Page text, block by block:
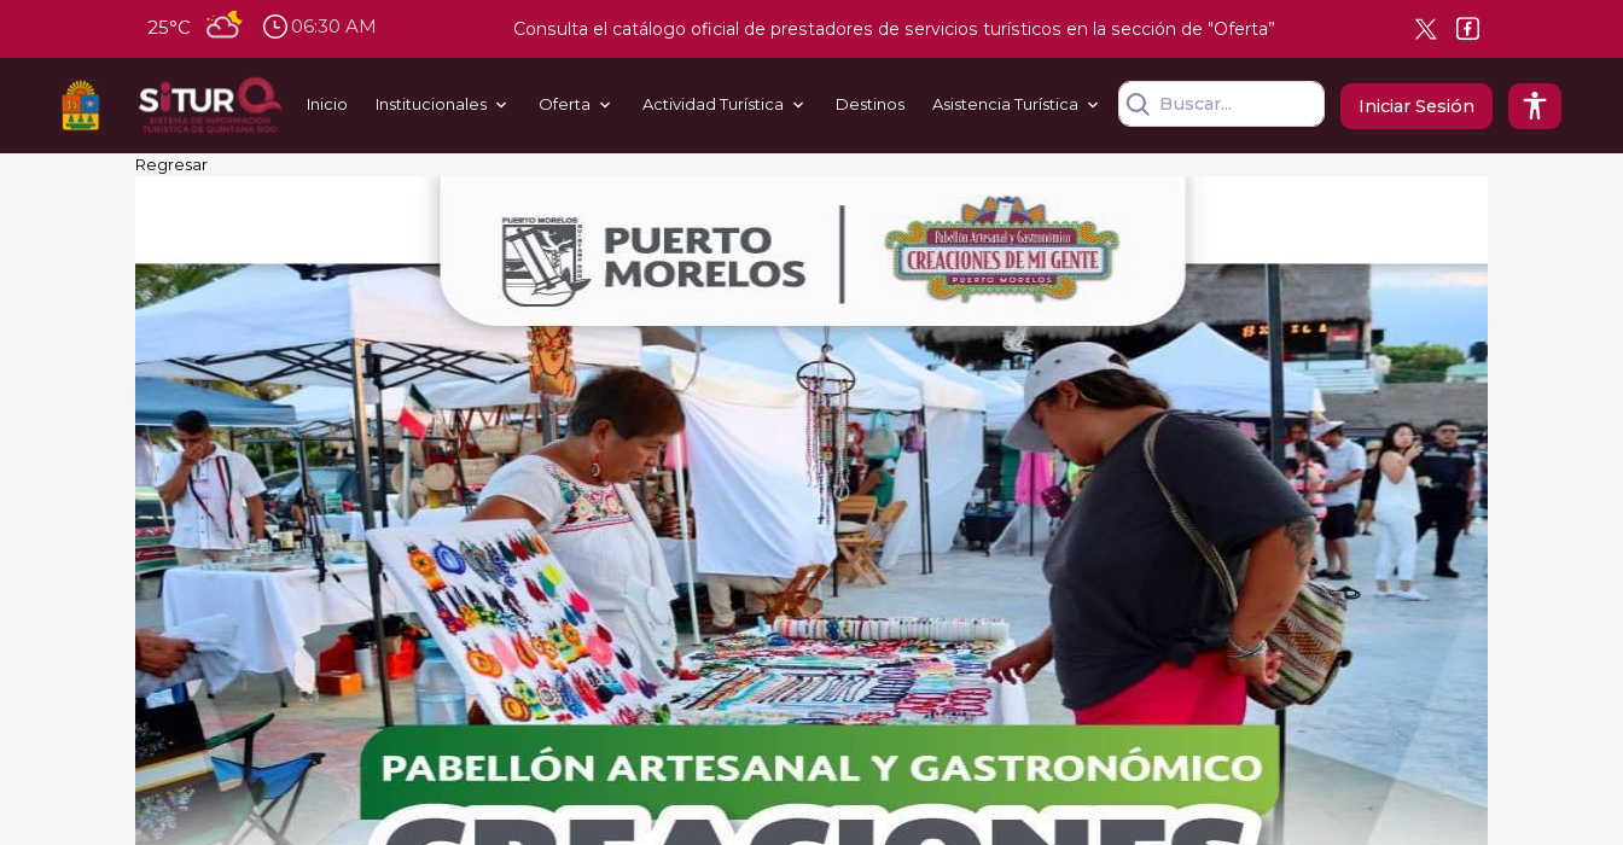
25°C 06:30 AM Consulta el catálogo oficial de prestadores de servicios turísticos en la sección de "Oferta”
Inicio Institucionales Oferta Actividad Turística Destinos Asistencia Turística Iniciar Sesión
Regresar